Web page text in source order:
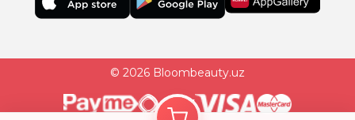
© 2026 Bloombeauty.uz